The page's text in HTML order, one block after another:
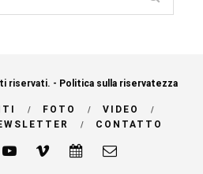
riservati. - Politica sulla riservatezza
FOTO
VIDEO
CONTATTO